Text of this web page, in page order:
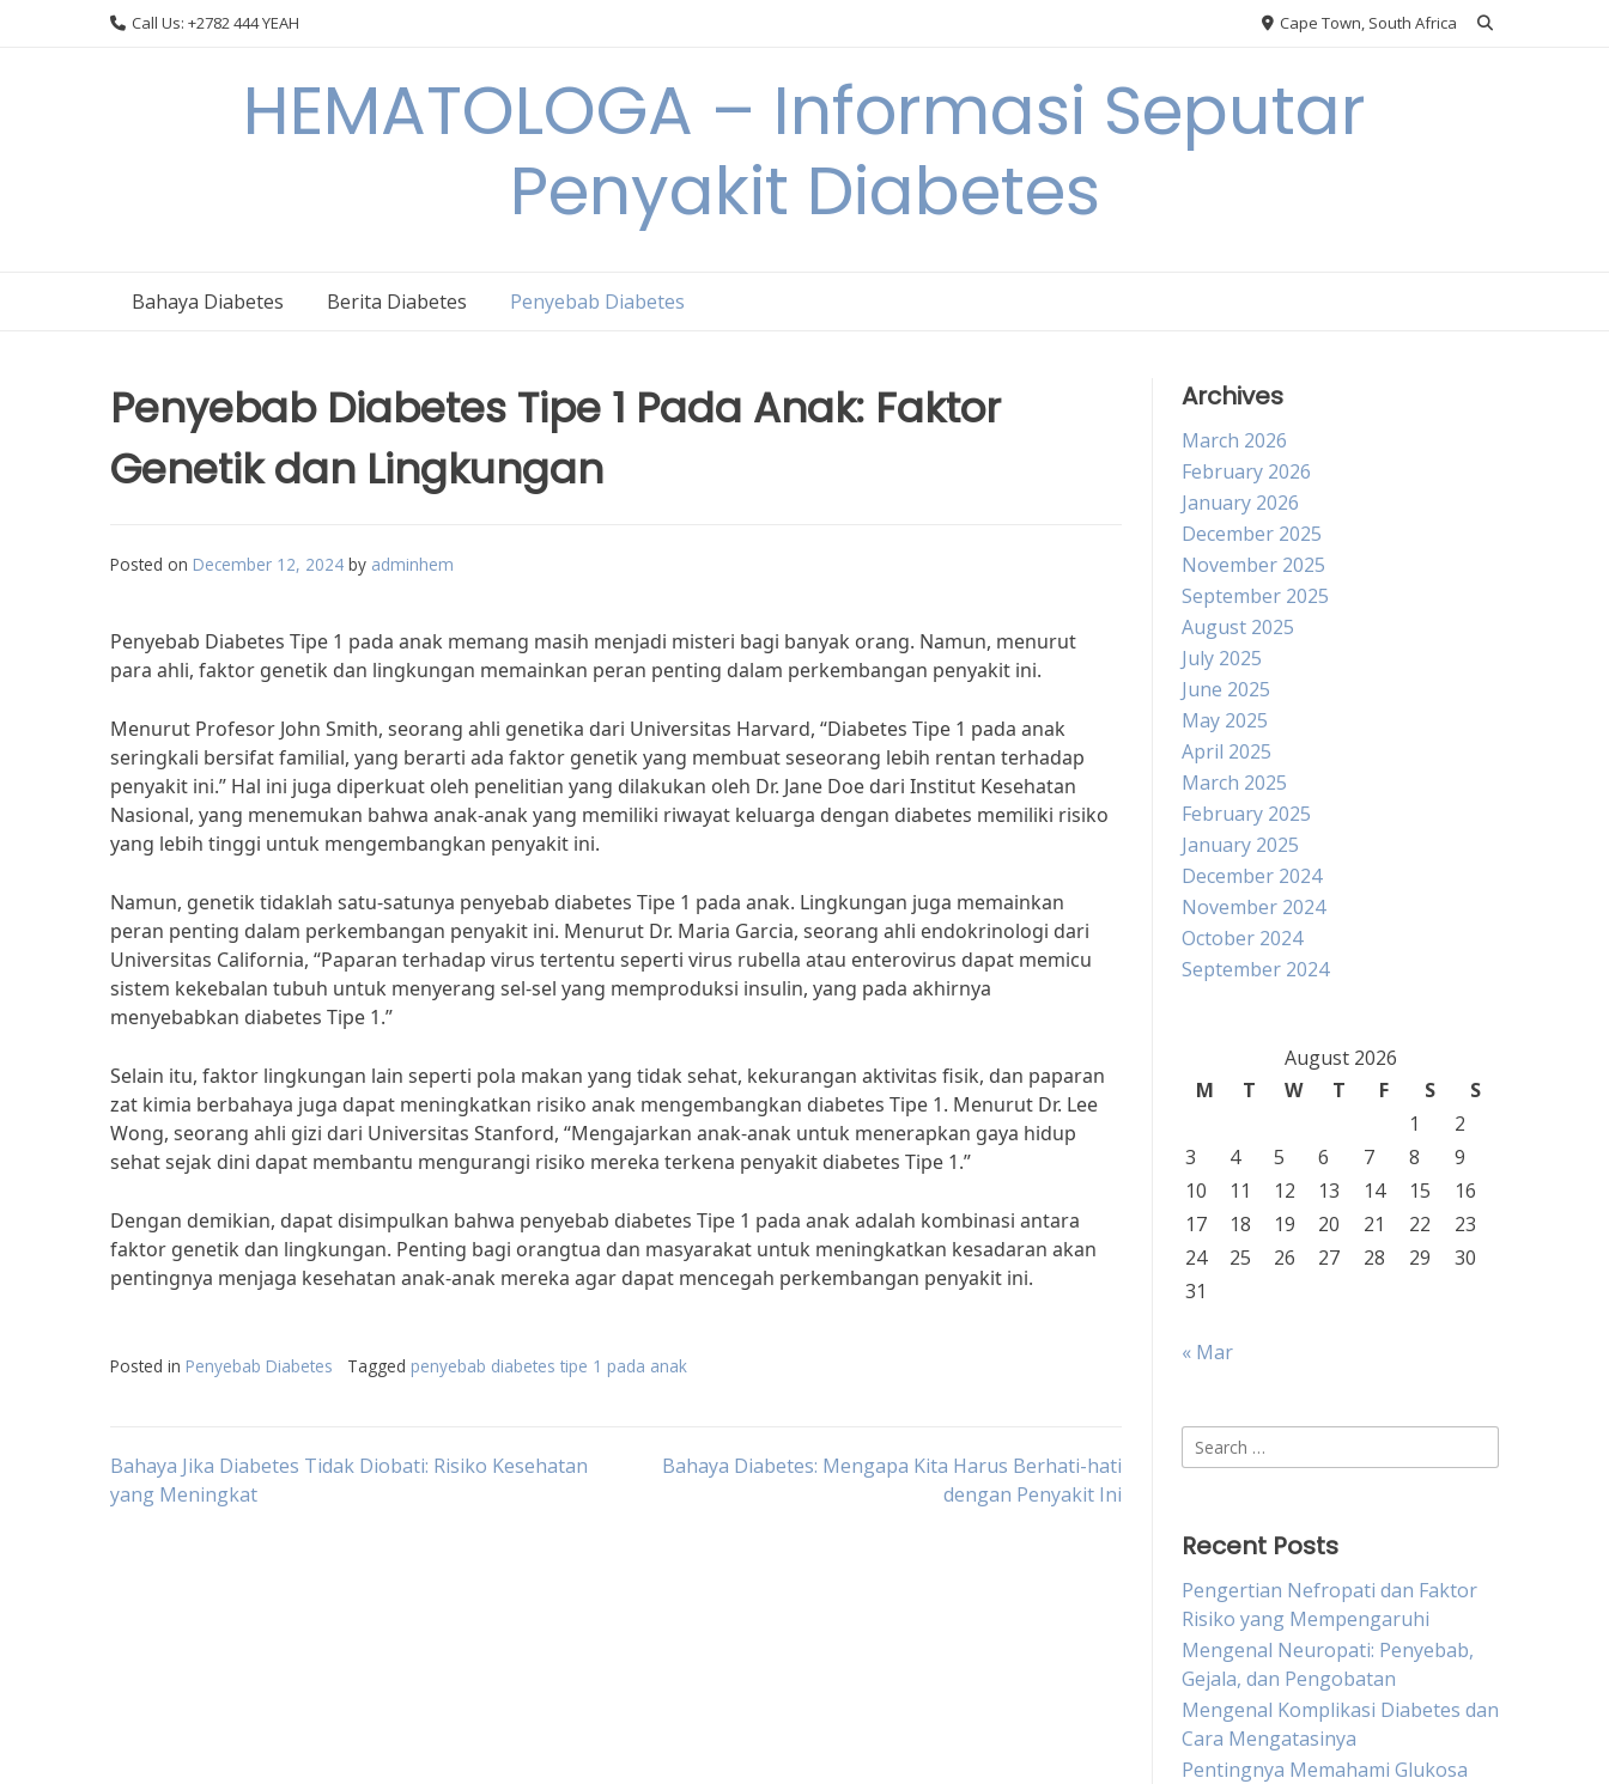
Call Us: +2782 444 YEAH Cape Town, South Africa
HEMATOLOGA – Informasi Seputar
Penyakit Diabetes
Bahaya Diabetes Berita Diabetes Penyebab Diabetes
Penyebab Diabetes Tipe 1 Pada Anak: Faktor
Genetik dan Lingkungan
Posted on December 12, 2024 by adminhem
Penyebab Diabetes Tipe 1 pada anak memang masih menjadi misteri bagi banyak orang. Namun, menurut
para ahli, faktor genetik dan lingkungan memainkan peran penting dalam perkembangan penyakit ini.
Menurut Profesor John Smith, seorang ahli genetika dari Universitas Harvard, “Diabetes Tipe 1 pada anak
seringkali bersifat familial, yang berarti ada faktor genetik yang membuat seseorang lebih rentan terhadap
penyakit ini.” Hal ini juga diperkuat oleh penelitian yang dilakukan oleh Dr. Jane Doe dari Institut Kesehatan
Nasional, yang menemukan bahwa anak-anak yang memiliki riwayat keluarga dengan diabetes memiliki risiko
yang lebih tinggi untuk mengembangkan penyakit ini.
Namun, genetik tidaklah satu-satunya penyebab diabetes Tipe 1 pada anak. Lingkungan juga memainkan
peran penting dalam perkembangan penyakit ini. Menurut Dr. Maria Garcia, seorang ahli endokrinologi dari
Universitas California, “Paparan terhadap virus tertentu seperti virus rubella atau enterovirus dapat memicu
sistem kekebalan tubuh untuk menyerang sel-sel yang memproduksi insulin, yang pada akhirnya
menyebabkan diabetes Tipe 1.”
Selain itu, faktor lingkungan lain seperti pola makan yang tidak sehat, kekurangan aktivitas fisik, dan paparan
zat kimia berbahaya juga dapat meningkatkan risiko anak mengembangkan diabetes Tipe 1. Menurut Dr. Lee
Wong, seorang ahli gizi dari Universitas Stanford, “Mengajarkan anak-anak untuk menerapkan gaya hidup
sehat sejak dini dapat membantu mengurangi risiko mereka terkena penyakit diabetes Tipe 1.”
Dengan demikian, dapat disimpulkan bahwa penyebab diabetes Tipe 1 pada anak adalah kombinasi antara
faktor genetik dan lingkungan. Penting bagi orangtua dan masyarakat untuk meningkatkan kesadaran akan
pentingnya menjaga kesehatan anak-anak mereka agar dapat mencegah perkembangan penyakit ini.
Posted in Penyebab Diabetes Tagged penyebab diabetes tipe 1 pada anak
Post
Bahaya Jika Diabetes Tidak Diobati: Risiko Kesehatan
yang Meningkat
Bahaya Diabetes: Mengapa Kita Harus Berhati-hati
dengan Penyakit Ini
Archives
March 2026
February 2026
January 2026
December 2025
November 2025
September 2025
August 2025
July 2025
June 2025
May 2025
April 2025
March 2025
February 2025
January 2025
December 2024
November 2024
October 2024
September 2024
August 2026
M
T W T F S
S
1
2
3
4 5 6 7 8
9
10
11 12 13 14 15
16
17
18 19 20 21 22
23
24
25 26 27 28 29
30
31
« Mar
Search
for:
Recent Posts
Pengertian Nefropati dan Faktor
Risiko yang Mempengaruhi
Mengenal Neuropati: Penyebab,
Gejala, dan Pengobatan
Mengenal Komplikasi Diabetes dan
Cara Mengatasinya
Pentingnya Memahami Glukosa